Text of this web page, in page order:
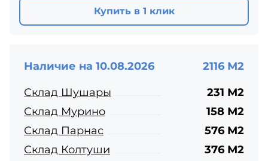
Купить в 1 клик
Наличие на 10.08.2026
2116 М2
Склад Шушары
231 М2
Склад Мурино
158 М2
Склад Парнас
576 М2
Склад Колтуши
376 М2